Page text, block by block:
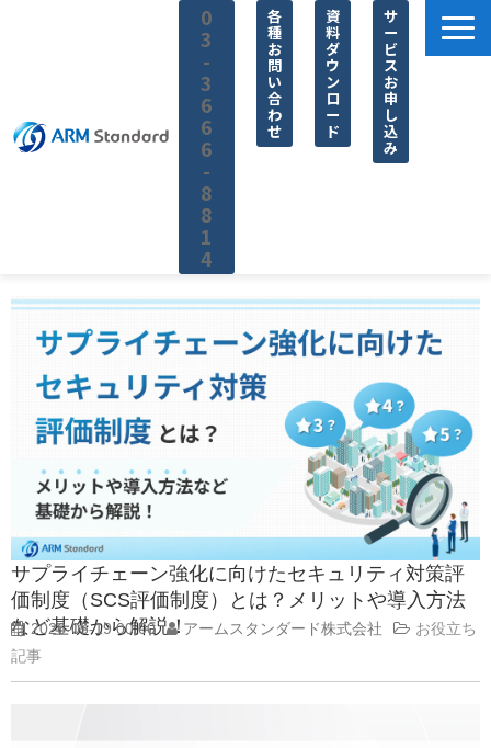
0
3
-
3
6
6
6
-
8
8
1
4
各
種
お
問
い
合
わ
せ
資
料
ダ
ウ
ン
ロ
ー
ド
サ
ー
ビ
ス
お
申
し
込
み
サービス一覧
料金
無料セミナー
お役立ち情報
お客様ポータル
サプライチェーン強化に向けたセキュリティ対策評
価制度（SCS評価制度）とは？メリットや導入方法
など基礎から解説！
2026-05-19 00:00 アームスタンダード株式会社
お役立ち
記事